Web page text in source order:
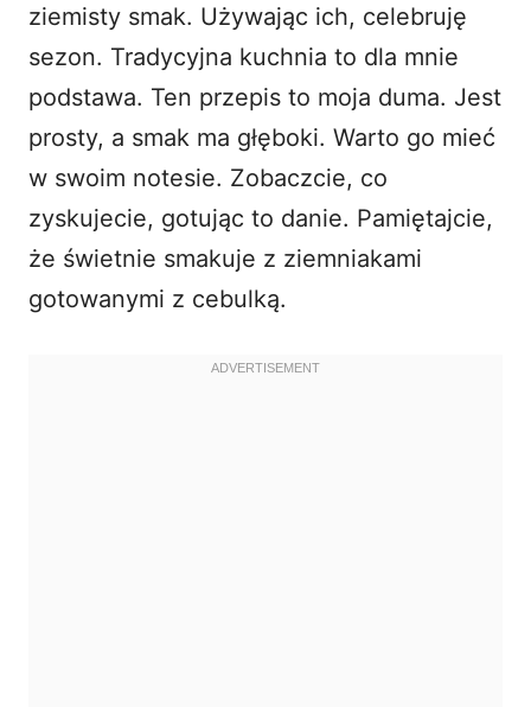
ziemisty smak. Używając ich, celebruję
sezon. Tradycyjna kuchnia to dla mnie
podstawa. Ten przepis to moja duma. Jest
prosty, a smak ma głęboki. Warto go mieć
w swoim notesie. Zobaczcie, co
zyskujecie, gotując to danie. Pamiętajcie,
że świetnie smakuje z ziemniakami
gotowanymi z cebulką.